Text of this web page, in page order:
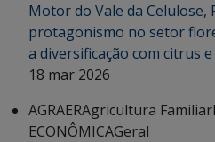
Motor do Vale da Celulose,
protagonismo no setor
a diversificação com citrus
18 mar 2026
AGRAERAgricultura Familiar
ECONÔMICAGeral